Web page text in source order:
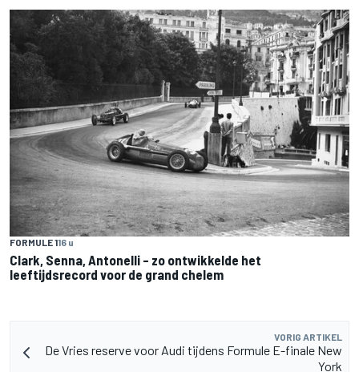
FORMULE 116 u
Clark, Senna, Antonelli – zo ontwikkelde het
leeftijdsrecord voor de grand chelem
VORIG ARTIKEL
De Vries reserve voor Audi tijdens Formule E-finale New
York